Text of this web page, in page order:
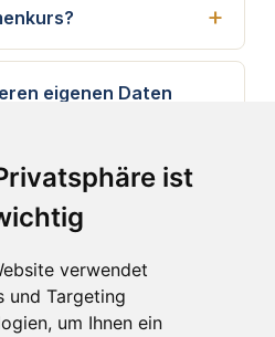
ist
verwendet
und Targeting
um Ihnen ein
eigenen Daten
die
Schulungen an?